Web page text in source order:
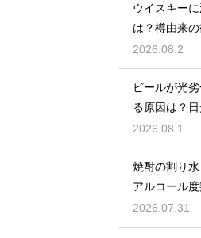
ウイスキー
は？樽由来の
成分が析出す
2026.08.2
ビールが光
る原因は？日
解説
2026.08.1
焼酎の割り
アルコール度
やかにする効
2026.07.31